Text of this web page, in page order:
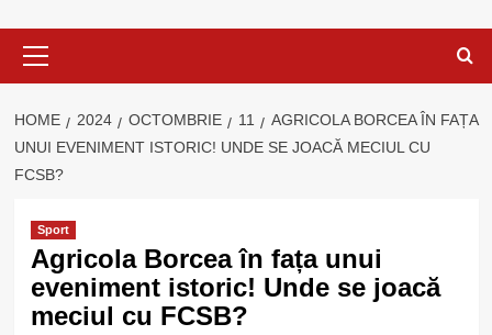
Menu
HOME 2024 OCTOMBRIE 11
AGRICOLA BORCEA ÎN FAȚA
UNUI EVENIMENT ISTORIC! UNDE SE JOACĂ MECIUL CU
FCSB?
Sport
Agricola Borcea în fața unui
eveniment istoric! Unde se joacă
meciul cu FCSB?